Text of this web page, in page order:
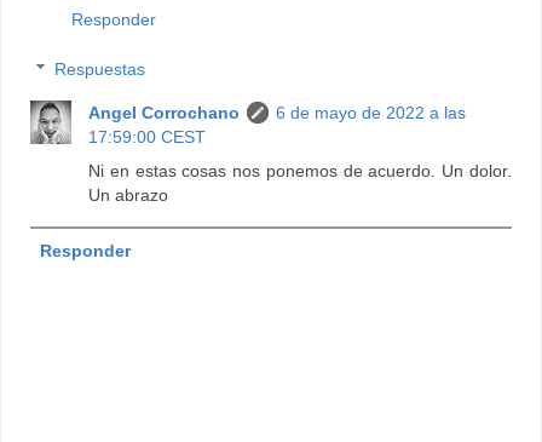
Responder
Respuestas
Angel Corrochano
6 de mayo de 2022 a las
17:59:00 CEST
Ni en estas cosas nos ponemos de acuerdo. Un dolor.
Un abrazo
Responder